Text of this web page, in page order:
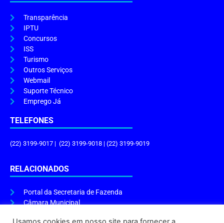
Transparência
IPTU
Concursos
ISS
Turismo
Outros Serviços
Webmail
Suporte Técnico
Emprego Já
TELEFONES
(22) 3199-9017 | (22) 3199-9018 | (22) 3199-9019
RELACIONADOS
Portal da Secretaria de Fazenda
Câmara Municipal